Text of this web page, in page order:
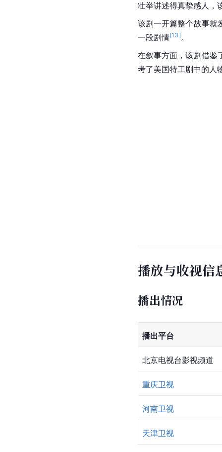
壮举讲述得真挚感人，
该剧一开篇整个故事就
一段剧情[13]。
在叙事方面，该剧借鉴
考了美国特工剧中的人
播放与收视信
播出情况
播出平台
北京电视台影视频道
重庆卫视
河南卫视
天津卫视